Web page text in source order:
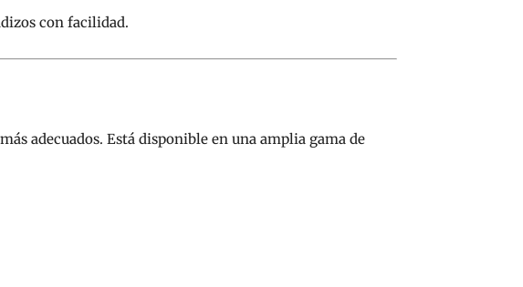
con facilidad.
adecuados. Está disponible en una amplia gama de